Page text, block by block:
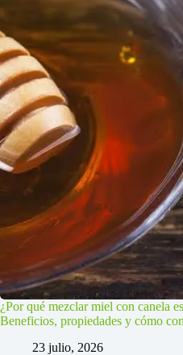
¿Por qué mezclar miel con canela
Beneficios, propiedades y cómo
23 julio, 2026